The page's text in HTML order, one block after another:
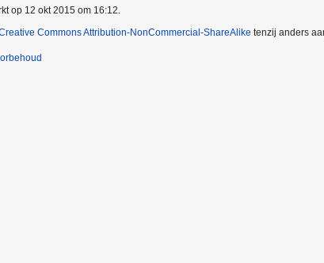
op 12 okt 2015 om 16:12.
Commons Attribution-NonCommercial-ShareAlike tenzij anders